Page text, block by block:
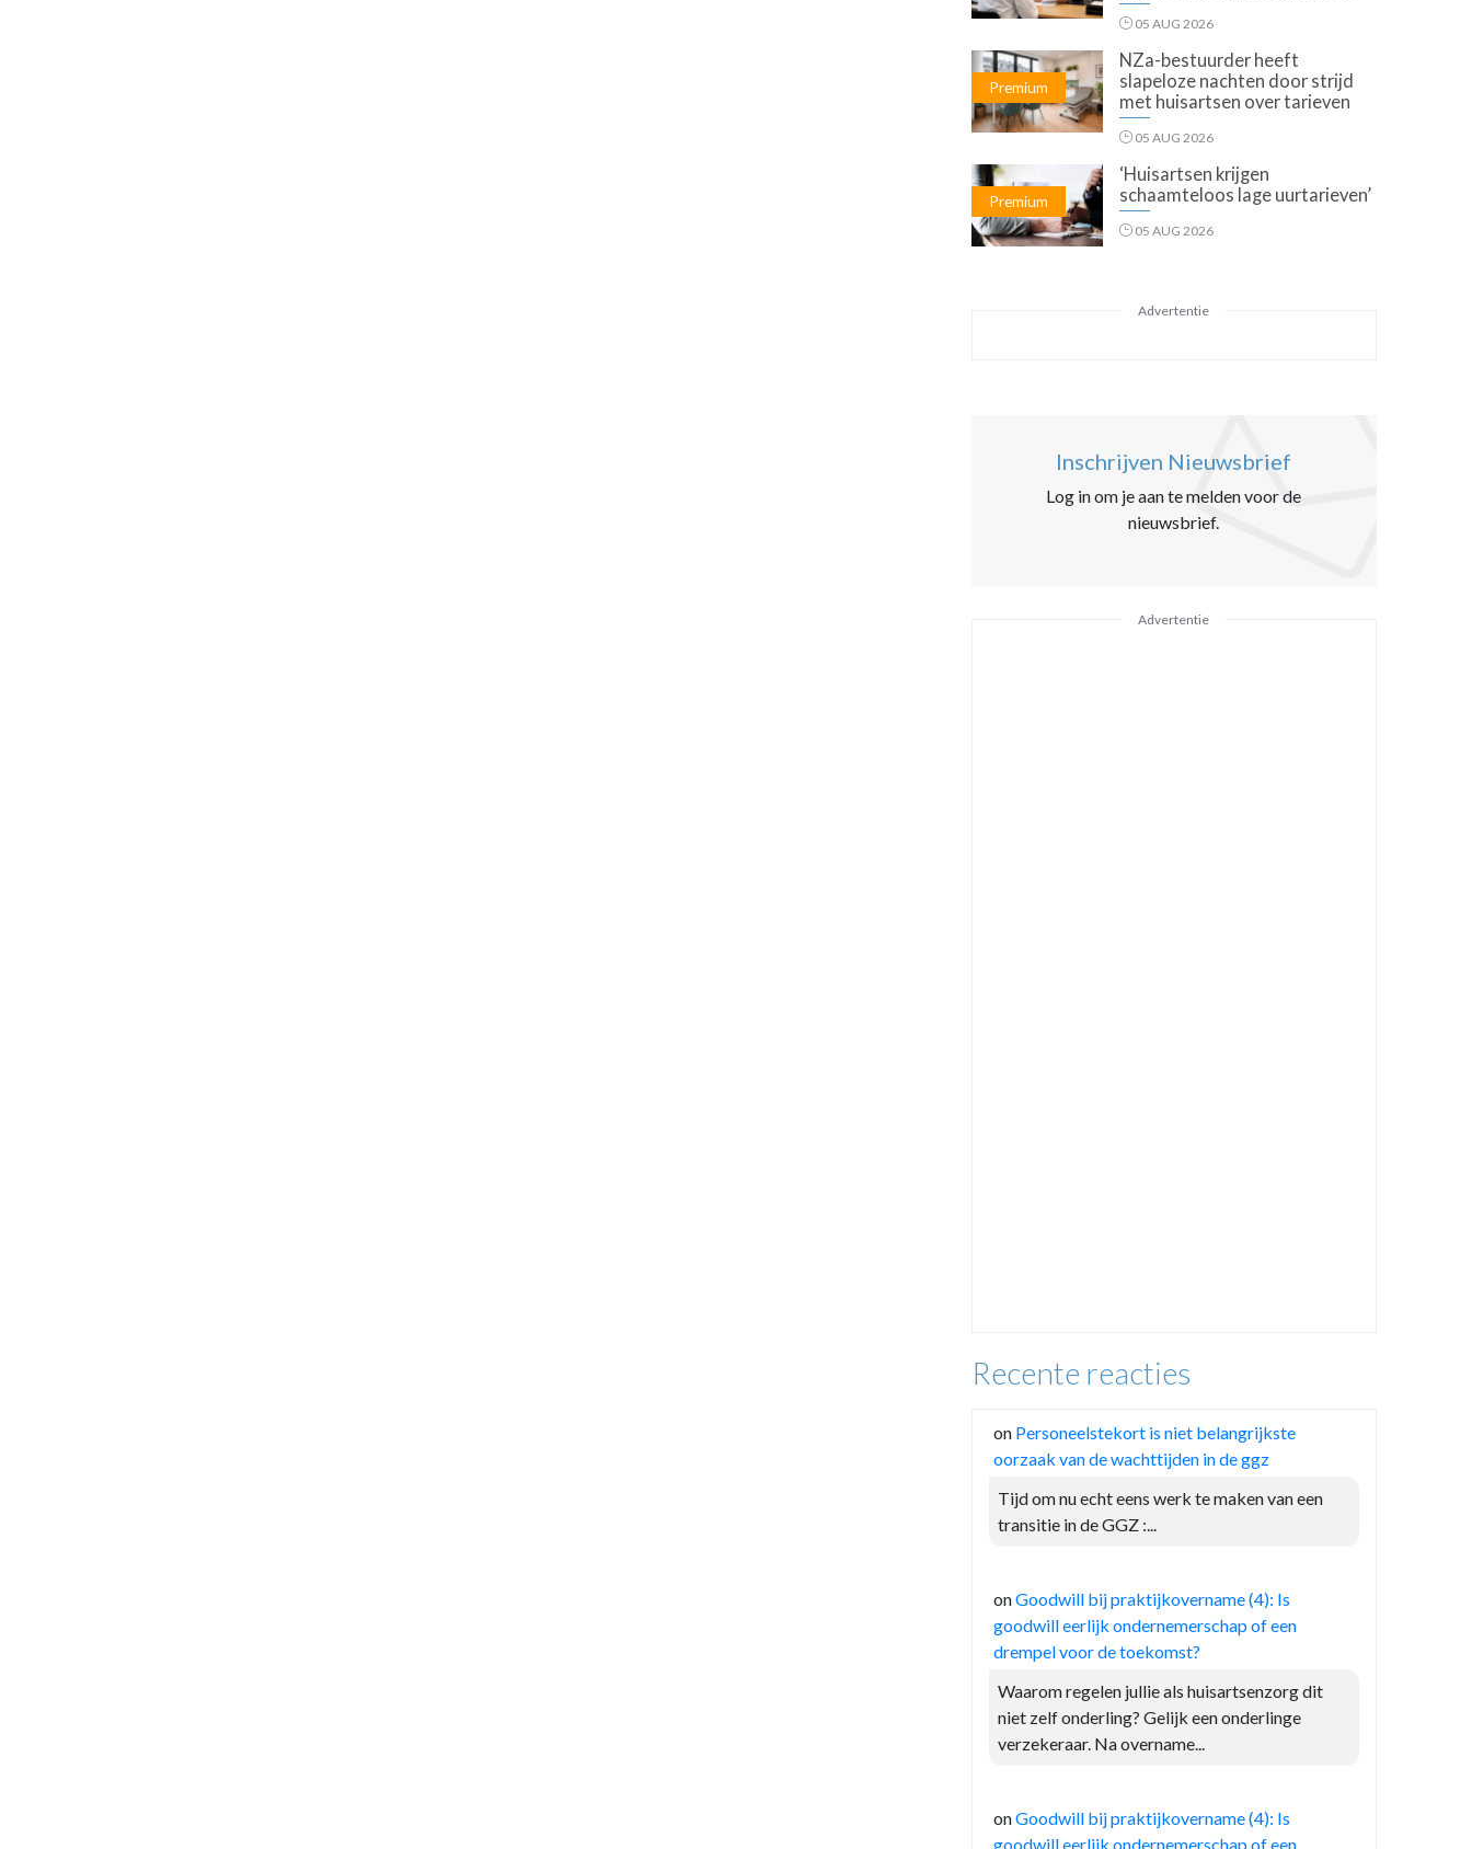
05 AUG 2026
Premium
NZa-bestuurder heeft
slapeloze nachten door strijd
met huisartsen over tarieven
05 AUG 2026
Premium
‘Huisartsen krijgen
schaamteloos lage uurtarieven’
05 AUG 2026
Advertentie
Inschrijven Nieuwsbrief
Log in om je aan te melden voor de
nieuwsbrief.
Advertentie
Recente reacties
on Personeelstekort is niet belangrijkste
oorzaak van de wachttijden in de ggz
Tijd om nu echt eens werk te maken van een
transitie in de GGZ :...
onGoodwill bij praktijkovername (4): Is
goodwill eerlijk ondernemerschap of een
drempel voor de toekomst?
Waarom regelen jullie als huisartsenzorg dit
niet zelf onderling? Gelijk een onderlinge
verzekeraar. Na overname...
onGoodwill bij praktijkovername (4): Is
goodwill eerlijk ondernemerschap of een